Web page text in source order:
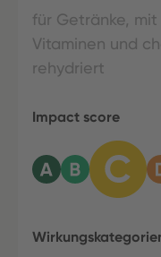
für Getränke,
Vitaminen und
rehydriert
Impact score